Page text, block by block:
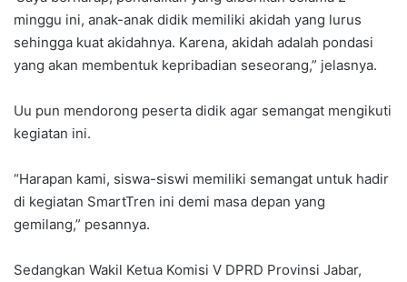
minggu ini, anak-anak didik memiliki akidah yang lurus
sehingga kuat akidahnya. Karena, akidah adalah pondasi
yang akan membentuk kepribadian seseorang,” jelasnya.
Uu pun mendorong peserta didik agar semangat mengikuti
kegiatan ini.
“Harapan kami, siswa-siswi memiliki semangat untuk hadir
di kegiatan SmartTren ini demi masa depan yang
gemilang,” pesannya.
Sedangkan Wakil Ketua Komisi V DPRD Provinsi Jabar,